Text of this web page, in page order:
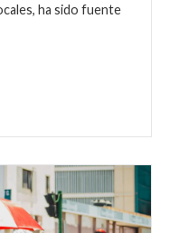
ha sido fuente